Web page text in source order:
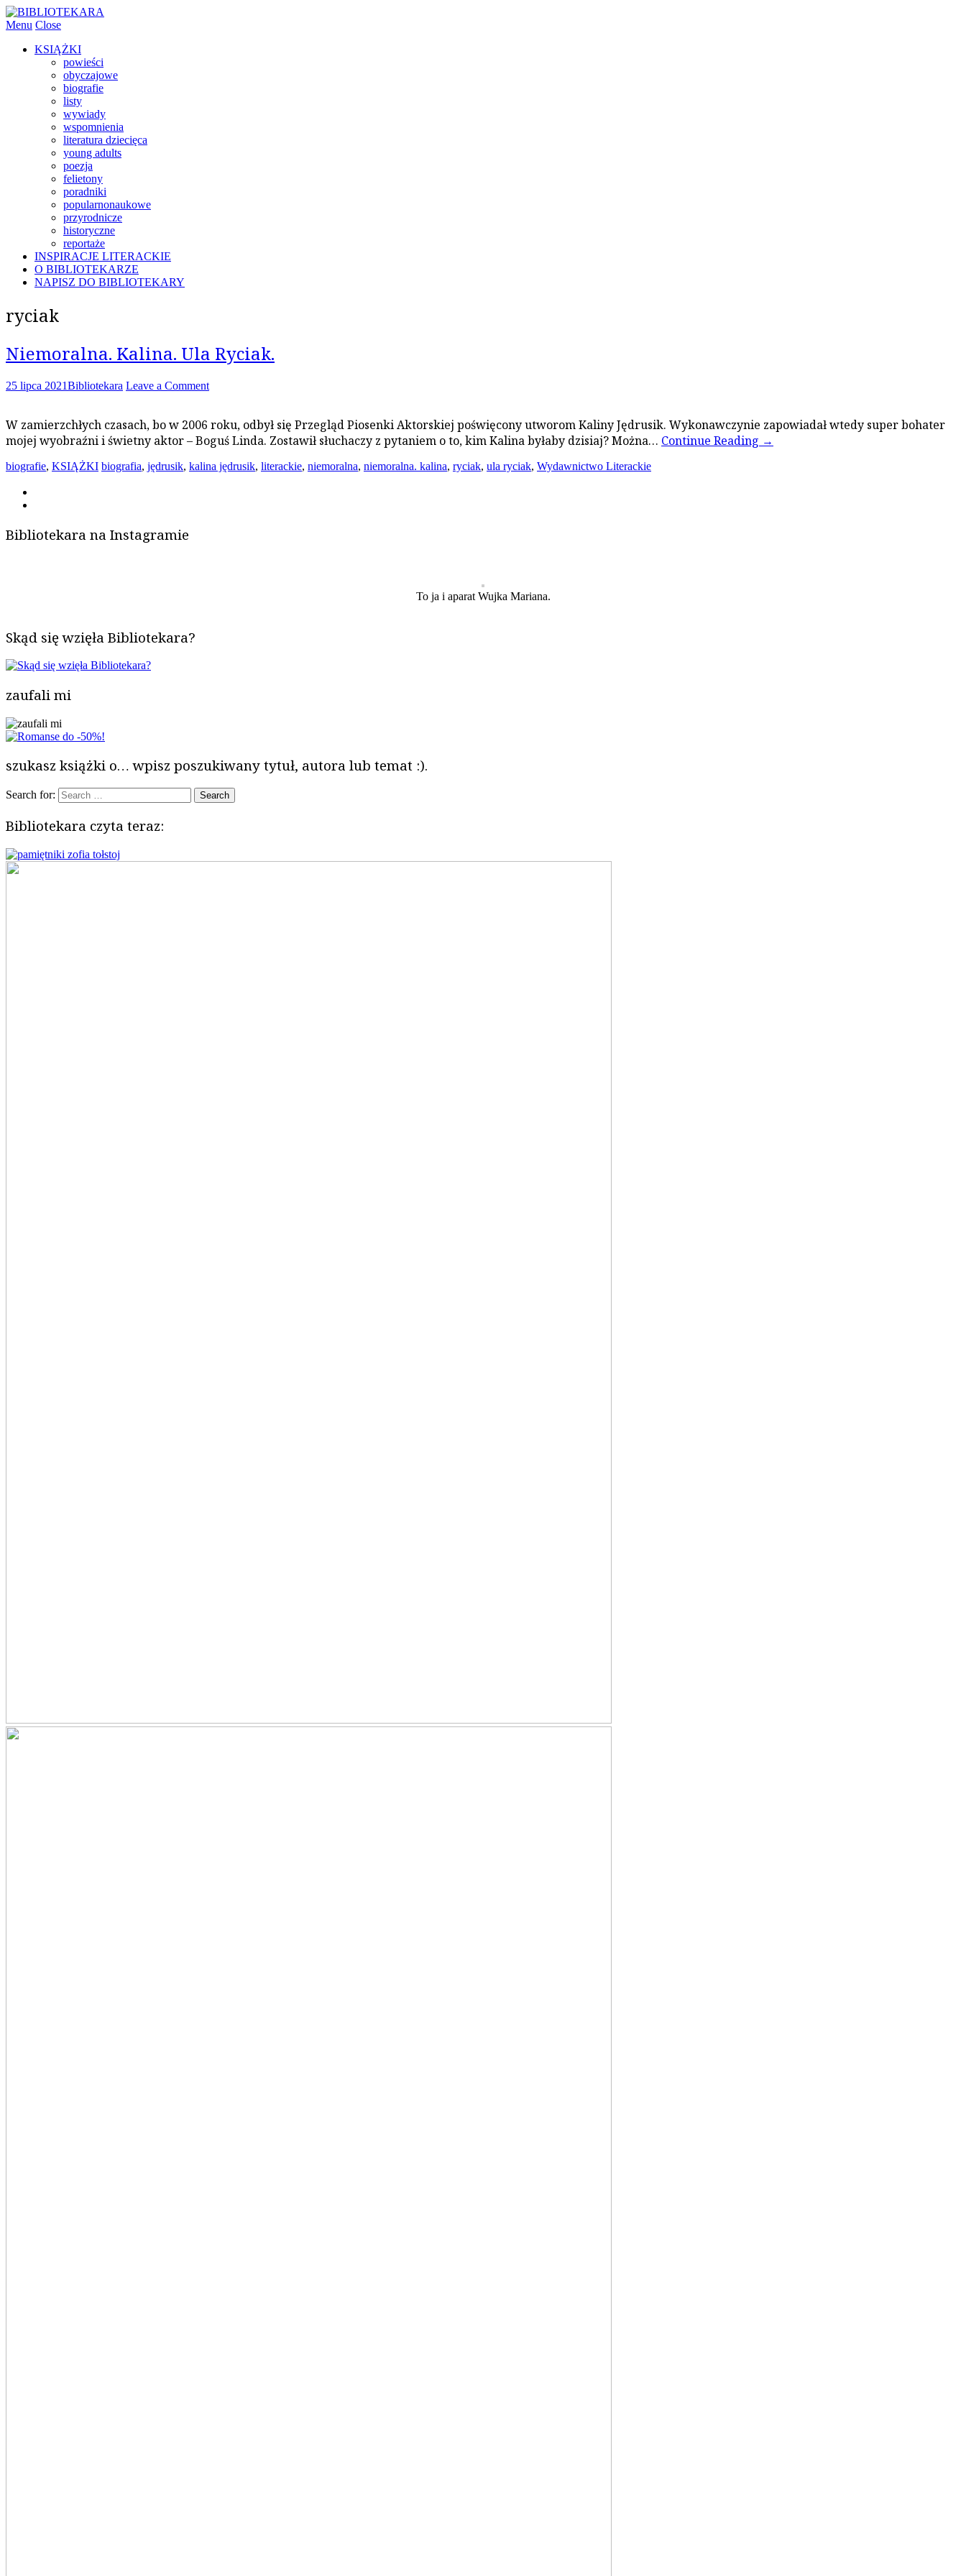
Menu Close
KSIĄŻKI
powieści
obyczajowe
biografie
listy
wywiady
wspomnienia
literatura dziecięca
young adults
poezja
felietony
poradniki
popularnonaukowe
przyrodnicze
historyczne
reportaże
INSPIRACJE LITERACKIE
O BIBLIOTEKARZE
NAPISZ DO BIBLIOTEKARY
ryciak
Niemoralna. Kalina. Ula Ryciak.
25 lipca 2021Bibliotekara Leave a Comment
W zamierzchłych czasach, bo w 2006 roku, odbył się Przegląd Piosenki Aktorskiej poświęcony utworom Kaliny Jędrusik. Wykonawczynie zapowiadał wtedy super bohater
mojej wyobraźni i świetny aktor – Boguś Linda. Zostawił słuchaczy z pytaniem o to, kim Kalina byłaby dzisiaj? Można… Continue Reading →
biografie, KSIĄŻKI biografia, jędrusik, kalina jędrusik, literackie, niemoralna, niemoralna. kalina, ryciak, ula ryciak, Wydawnictwo Literackie
Bibliotekara na Instagramie
To ja i aparat Wujka Mariana.
Skąd się wzięła Bibliotekara?
zaufali mi
szukasz książki o… wpisz poszukiwany tytuł, autora lub temat :).
Search for:
Bibliotekara czyta teraz: